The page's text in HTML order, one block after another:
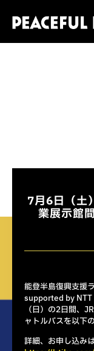
7月6日（土
業展示館
能登半島復興支援
supported by NTT
（日）の2日間、
ャトルバスを以下
詳細、お申し込み